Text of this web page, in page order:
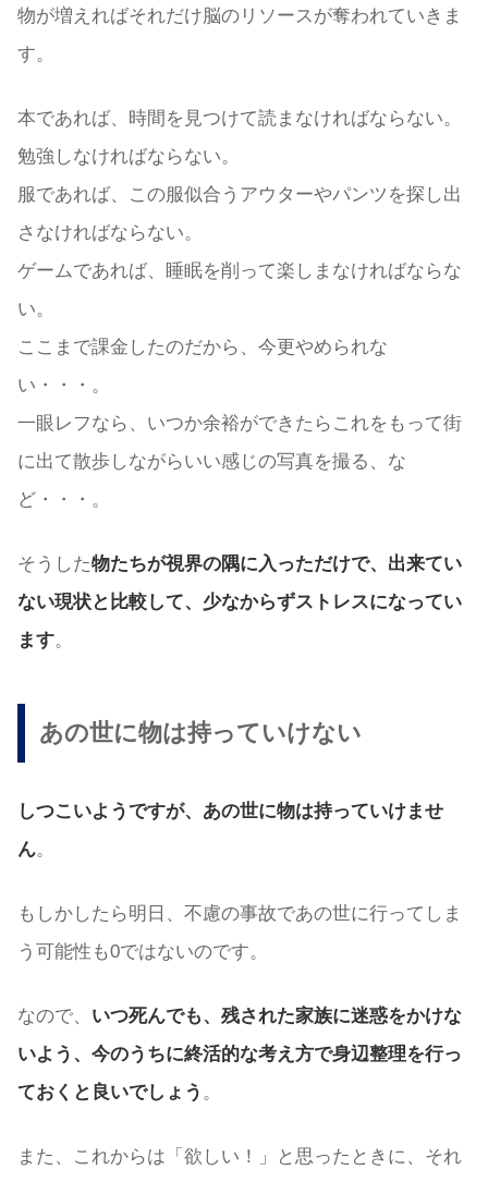
物が増えればそれだけ脳のリソースが奪われていきま
す。
本であれば、時間を見つけて読まなければならない。
勉強しなければならない。
服であれば、この服似合うアウターやパンツを探し出
さなければならない。
ゲームであれば、睡眠を削って楽しまなければならな
い。
ここまで課金したのだから、今更やめられな
い・・・。
一眼レフなら、いつか余裕ができたらこれをもって街
に出て散歩しながらいい感じの写真を撮る、な
ど・・・。
そうした物たちが視界の隅に入っただけで、出来てい
ない現状と比較して、少なからずストレスになってい
ます。
あの世に物は持っていけない
しつこいようですが、あの世に物は持っていけませ
ん。
もしかしたら明日、不慮の事故であの世に行ってしま
う可能性も0ではないのです。
なので、 いつ死んでも、残された家族に迷惑をかけな
いよう、今のうちに終活的な考え方で身辺整理を行っ
ておくと良いでしょう 。
また、これからは「欲しい！」と思ったときに、それ